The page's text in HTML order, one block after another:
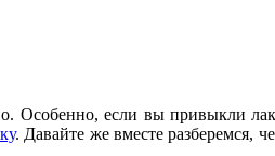
Особенно, если вы привыкли
. Давайте же вместе разберемся,